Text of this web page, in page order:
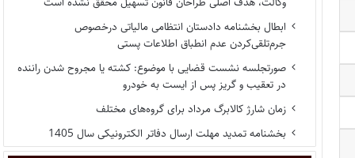
ابطال بخشنامه دادستان انتظامی مالیاتی درخصوص
جرم‌تلقی‌کردن عدم انطباق اطلاعات پستی
صورتجلسه نشست قضایی با موضوع: کشته یا مجروح شدن راننده
در تعقیب و گریز پس از ایست به خودرو
زمان شارژ کالابرگ مرداد برای گروه‌های مختلف
بخشنامه تمدید مهلت ارسال دفاتر الکترونیکی سال 1405